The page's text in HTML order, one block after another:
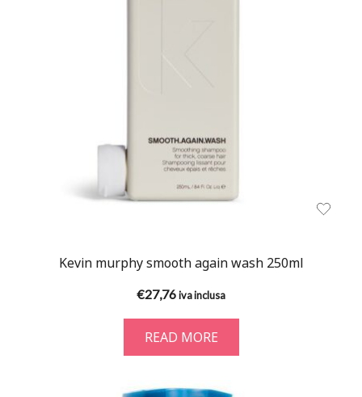
Kevin murphy smooth again wash 250ml
€27,76iva inclusa
READ MORE